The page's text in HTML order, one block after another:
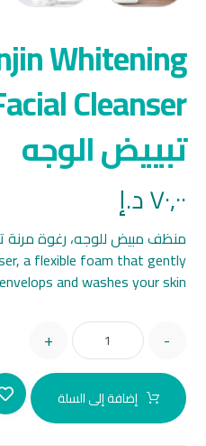
Whitening
تبييض الوجه
٧٠,٠٠د.إ
منظف مبيض للوجه، رغوة
a flexible foam that gently
envelops and washes your skin.
-
+
إضافة إلى السلة